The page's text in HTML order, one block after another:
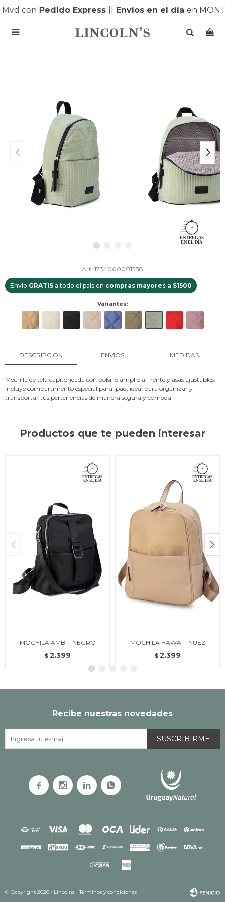
conPedido Express| Envíos en el díaen

1734000001338
Envío GRATIS a todo el país en compras mayores a $1500
Variantes:
DESCRIPCION ENVIOS MEDIDAS
Mochila de tela capitoneada con bolsillo amplio al frente y asas ajustables.
Incluye compartimento especial para ipad, ideal para organizar y
transportar tus pertenencias de manera segura y cómoda.
Productos que te pueden interesar
MOCHILA AMBI - NEGRO
$ 2.399
MOCHILA HAWAI - NUEZ
$ 2.399
Recibe nuestras novedades
SUSCRIBIRME
   
© Copyright 2026 / Lincolns Términos y condiciones